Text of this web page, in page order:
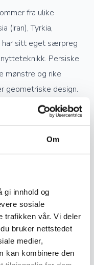
Om
gi innhold og
sosiale
trafikken vår. Vi deler
bruker nettstedet
medier,
kan kombinere den
fra ulike
(Iran), Tyrkia,
har sitt eget særpreg
Persiske
mønstre og rike
geometriske design.
seg ut med delikate
kinesisk kunst.
Jo høyere
desto mer
materialvalg og
av et teppes
tepper kan gå i